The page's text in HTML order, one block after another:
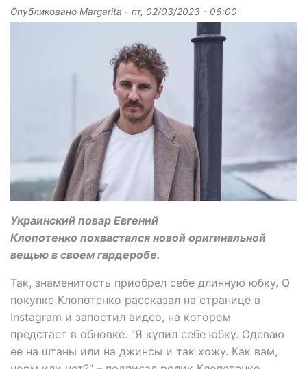
Опубликовано Margarita - пт, 02/03/2023 - 06:00
Украинский повар Евгений
Клопотенко похвастался новой оригинальной
вещью в своем гардеробе.
Так, знаменитость приобрел себе длинную юбку. О
покупке Клопотенко рассказал на странице в
Instagram и запостил видео, на котором
предстает в обновке. "Я купил себе юбку. Одеваю
ее на штаны или на джинсы и так хожу. Как вам,